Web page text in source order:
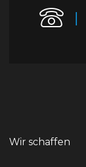
Wir schaffen